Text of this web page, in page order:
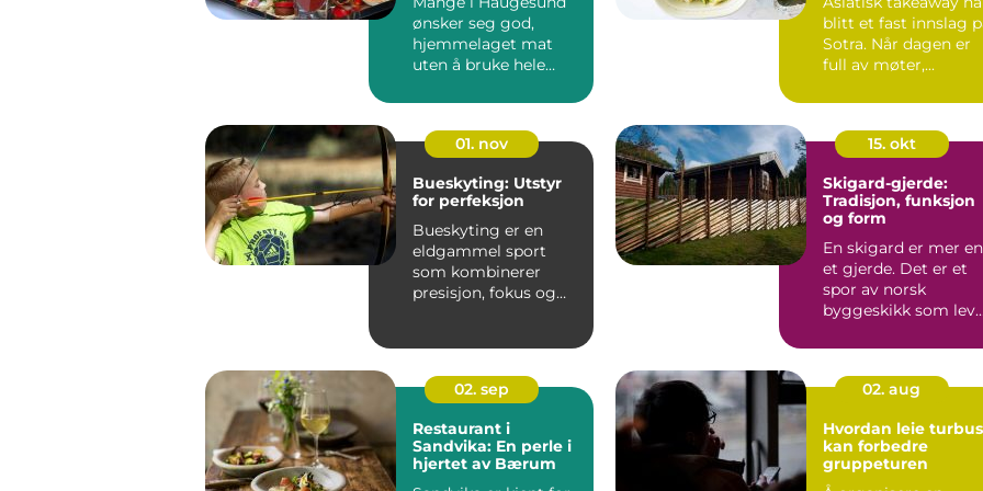
ønsker seg god,
hjemmelaget mat
uten å bruke hele
blitt et fast innslag
Sotra. Når dagen er
full av møter,...
01. nov
Bueskyting: Utstyr
for perfeksjon
Bueskyting er en
eldgammel sport
som kombinerer
presisjon, fokus og
15. okt
Skigard-gjerde:
Tradisjon, funksjon
og form
En skigard er mer
et gjerde. Det er et
spor av norsk
byggeskikk som lever
e...
02. sep
Restaurant i
Sandvika: En perle i
hjertet av Bærum
02. aug
Hvordan leie
kan forbedre
gruppeturen